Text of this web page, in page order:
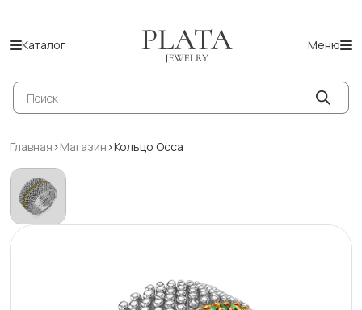
Каталог Меню
Поиск
товаров
Главная >Магазин >Кольцо Occa